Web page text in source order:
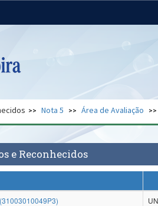
Gabinete de Segurança
Nota 5 Área de Avaliação
e Reconhecidos